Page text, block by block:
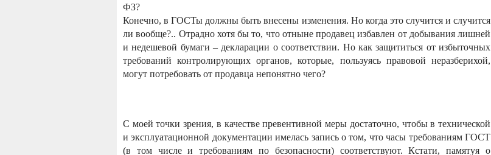
ФЗ?
Конечно, в ГОСТы должны быть внесены изменения. Но когда это случится и случится
ли вообще?.. Отрадно хотя бы то, что отныне продавец избавлен от добывания лишней
и недешевой бумаги – декларации о соответствии. Но как защититься от избыточных
требований контролирующих органов, которые, пользуясь правовой неразберихой,
могут потребовать от продавца непонятно чего?
С моей точки зрения, в качестве превентивной меры достаточно, чтобы в технической
и эксплуатационной документации имелась запись о том, что часы требованиям ГОСТ
(в том числе и требованиям по безопасности) соответствуют. Кстати, памятуя о